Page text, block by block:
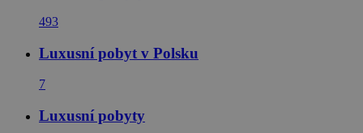
493
Luxusní pobyt v Polsku
7
Luxusní pobyty